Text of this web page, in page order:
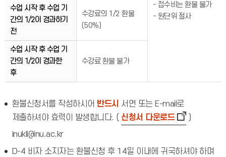
- 접수비는 환불 불가
- 원단위 절사
수업 시작 후 수업 기
간의 1/2이 경과하기
전
수강료의 1/2 환불
(50%)
수업 시작 후 수업 기
간의 1/2이 경과한
후
수강료 환불 불가
환불신청서를 작성하시어 반드시 서면 또는 E-mail로
제출하셔야 효력이 발생합니다. ( 신청서 다운로드
)
inukli@inu.ac.kr
D-4 비자 소지자는 환불신청 후 14일 이내에 귀국하셔야 하며